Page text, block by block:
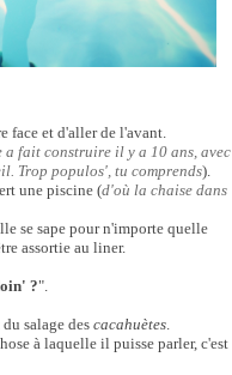
face et d'aller de l'avant.
a fait construire il y a 10 ans, avec
Trop populos', tu comprends).
une piscine (d'où la chaise dans
se sape pour n'importe quelle
assortie au liner.
?".
salage des cacahuètes.
à laquelle il puisse parler, c'est